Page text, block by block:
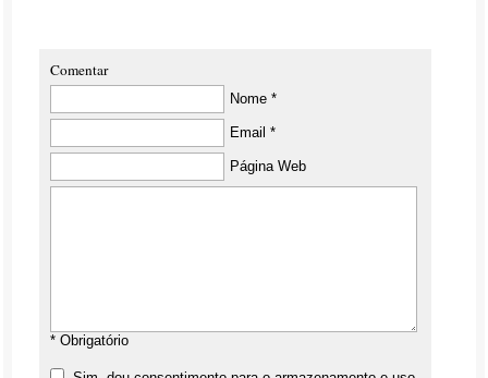
Comentar
Nome *
Email *
Página Web
* Obrigatório